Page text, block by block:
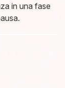
in una fase